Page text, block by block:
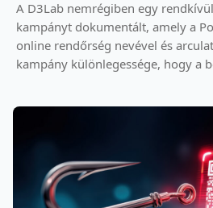
A D3Lab nemrégiben egy
kampányt dokumentált, amely a
online rendőrség nevével és
kampány különlegessége, hogy a